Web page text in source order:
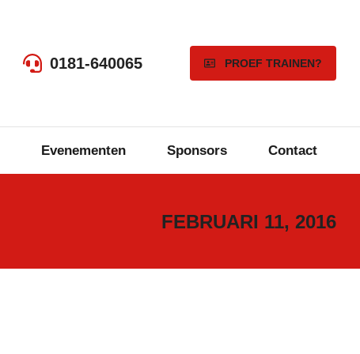
0181-640065 PROEF TRAINEN?
Evenementen Sponsors Contact
FEBRUARI 11, 2016